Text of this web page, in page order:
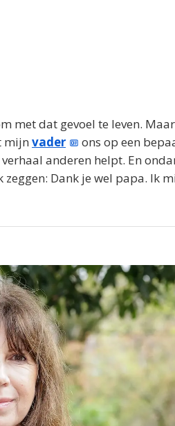
met dat gevoel te leven.
mijn vader
ons op een
anderen helpt. En
Dank je wel papa. Ik